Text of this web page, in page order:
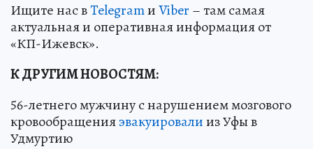
Ищите нас вTelegramиViber – там самая
актуальная и оперативная информация от
«КП-Ижевск».
К ДРУГИМ НОВОСТЯМ:
56-летнего мужчину с нарушением мозгового
кровообращенияэвакуировалииз Уфы в
Удмуртию